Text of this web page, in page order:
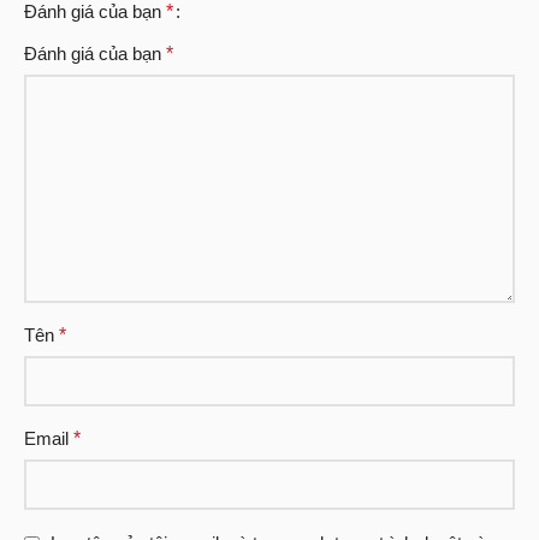
Đánh giá của bạn *
Đánh giá của bạn *
Tên *
Email *